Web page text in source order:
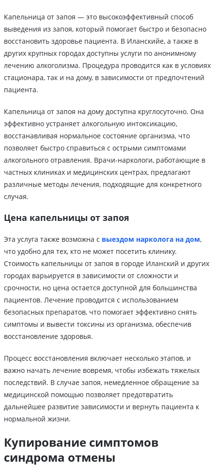
Капельница от запоя — это высокоэффективный способ
выведения из запоя, который помогает быстро и безопасно
восстановить здоровье пациента. В Иланскийе, а также в
других крупных городах доступны услуги по анонимному
лечению алкоголизма. Процедура проводится как в условиях
стационара, так и на дому, в зависимости от предпочтений
пациента.
Капельница от запоя на дому доступна круглосуточно. Она
эффективно устраняет алкогольную интоксикацию,
восстанавливая нормальное состояние организма, что
позволяет быстро справиться с острыми симптомами
алкогольного отравления. Врачи-наркологи, работающие в
частных клиниках и медицинских центрах, предлагают
различные методы лечения, подходящие для конкретного
случая.
Цена капельницы от запоя
Эта услуга также возможна с выездом нарколога на дом,
что удобно для тех, кто не может посетить клинику.
Стоимость капельницы от запоя в городе Иланский и других
городах варьируется в зависимости от сложности и
срочности, но цена остается доступной для большинства
пациентов. Лечение проводится с использованием
безопасных препаратов, что помогает эффективно снять
симптомы и вывести токсины из организма, обеспечив
восстановление здоровья.
Процесс восстановления включает несколько этапов, и
важно начать лечение вовремя, чтобы избежать тяжелых
последствий. В случае запоя, немедленное обращение за
медицинской помощью позволяет предотвратить
дальнейшее развитие зависимости и вернуть пациента к
нормальной жизни.
Купирование симптомов
синдрома отмены